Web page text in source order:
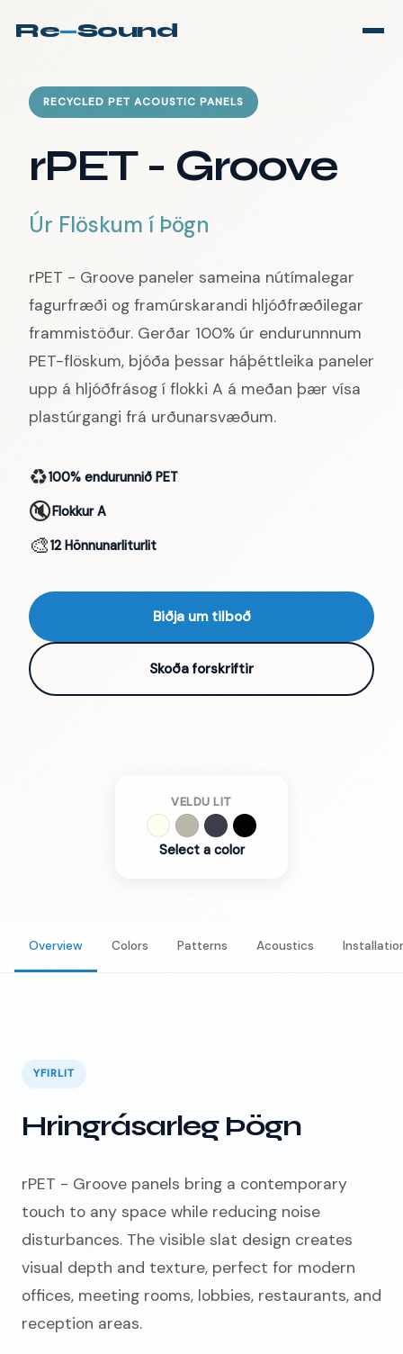
Re—Sound
RECYCLED PET ACOUSTIC PANELS
rPET - Groove
Úr Flöskum í Þögn
rPET - Groove paneler sameina nútímalegar
fagurfræði og framúrskarandi hljóðfræðilegar
frammistöður. Gerðar 100% úr endurunnnum
PET-flöskum, bjóða þessar háþéttleika paneler
upp á hljóðfrásog í flokki A á meðan þær vísa
plastúrgangi frá urðunarsvæðum.
♻️100% endurunnið PET
🔇Flokkur A
🎨12 Hönnunarliturlit
Biðja um tilboð
Skoða forskriftir
VELDU LIT
Select a color
Overview Colors Patterns Acoustics
YFIRLIT
Hringrásarleg Þögn
rPET - Groove panels bring a contemporary
touch to any space while reducing noise
disturbances. The visible slat design creates
visual depth and texture, perfect for modern
offices, meeting rooms, lobbies, restaurants, and
reception areas.